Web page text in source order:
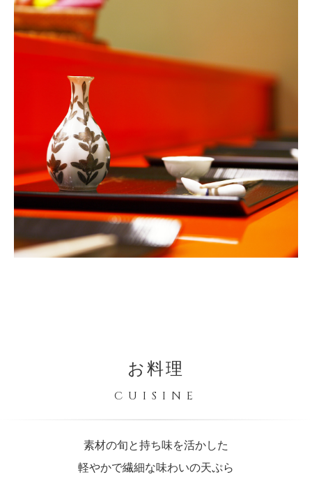
お料理
CUISINE
素材の旬と持ち味を活かした
軽やかで繊細な味わいの天ぷら